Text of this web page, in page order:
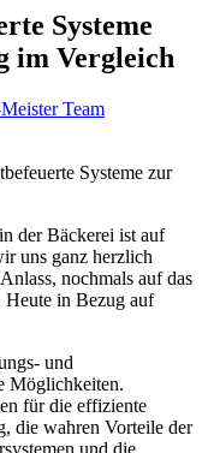
Systeme
im Vergleich
Team
Systeme zur
der Bäckerei ist auf
uns ganz herzlich
nochmals auf das
Heute in Bezug auf
und
Möglichkeiten.
für die effiziente
die wahren Vorteile der
und die